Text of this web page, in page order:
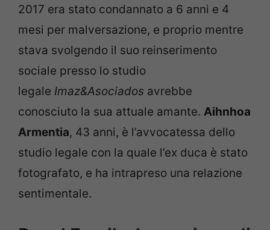
2017 era stato condannato a 6 anni e 4
mesi per malversazione, e proprio mentre
stava svolgendo il suo reinserimento
sociale presso lo studio
legale Imaz&Asociados avrebbe
conosciuto la sua attuale amante. Aihnhoa
Armentia, 43 anni, è l’avvocatessa dello
studio legale con la quale l’ex duca è stato
fotografato, e ha intrapreso una relazione
sentimentale.